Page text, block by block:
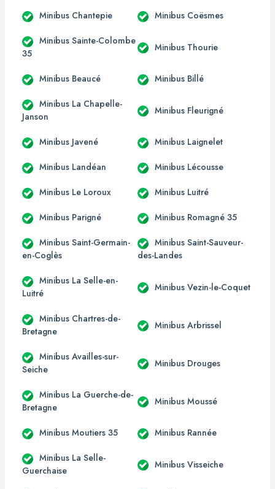
Minibus Chantepie Minibus Coësmes
Minibus Sainte-Colombe
35
Minibus Thourie
Minibus Beaucé Minibus Billé
Minibus La Chapelle-
Janson
Minibus Fleurigné
Minibus Javené Minibus Laignelet
Minibus Landéan Minibus Lécousse
Minibus Le Loroux Minibus Luitré
Minibus Parigné Minibus Romagné 35
Minibus Saint-Germain-
en-Coglès
Minibus Saint-Sauveur-
des-Landes
Minibus La Selle-en-
Luitré
Minibus Vezin-le-Coquet
Minibus Chartres-de-
Bretagne
Minibus Arbrissel
Minibus Availles-sur-
Seiche
Minibus Drouges
Minibus La Guerche-de-
Bretagne
Minibus Moussé
Minibus Moutiers 35 Minibus Rannée
Minibus La Selle-
Guerchaise
Minibus Visseiche